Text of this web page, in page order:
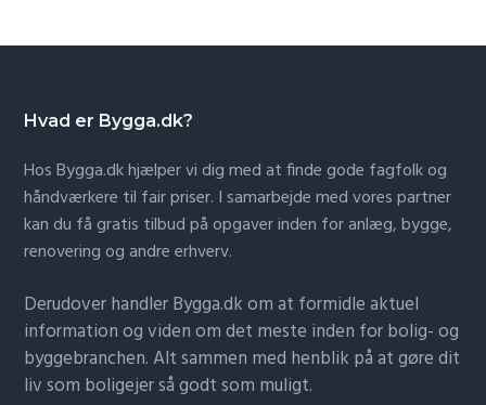
Hvad er Bygga.dk?
Hos Bygga.dk hjælper vi dig med at finde gode fagfolk og
håndværkere til fair priser. I samarbejde med vores partner
kan du få gratis tilbud på opgaver inden for anlæg, bygge,
renovering og andre erhverv.
Derudover handler Bygga.dk om at formidle aktuel
information og viden om det meste inden for bolig- og
byggebranchen. Alt sammen med henblik på at gøre dit
liv som boligejer så godt som muligt.